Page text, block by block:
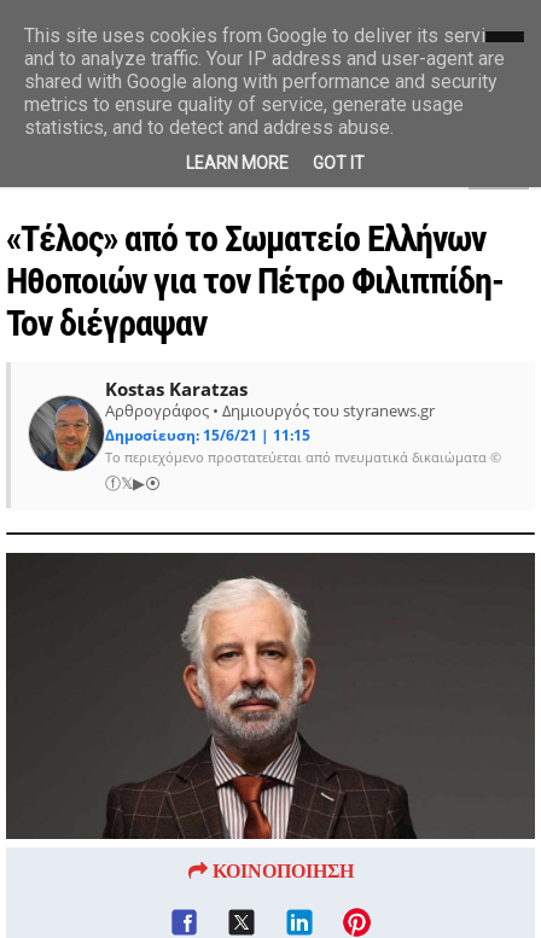
styranews.gr
Ειδήσεις-Γεγονότα-Επικαιρότητα
«Τέλος» από το Σωματείο Ελλήνων
Ηθοποιών για τον Πέτρο Φιλιππίδη-
Τον διέγραψαν
Kostas Karatzas
Αρθρογράφος • Δημιουργός του styranews.gr
Δημοσίευση: 15/6/21 | 11:15
Το περιεχόμενο προστατεύεται από πνευματικά δικαιώματα ©
ⓕ𝕏▶⦿
ΚΟΙΝΟΠΟΙΗΣΗ
This site uses cookies from Google to deliver its services
and to analyze traffic. Your IP address and user-agent are
shared with Google along with performance and security
metrics to ensure quality of service, generate usage
statistics, and to detect and address abuse.
LEARN MORE GOT IT